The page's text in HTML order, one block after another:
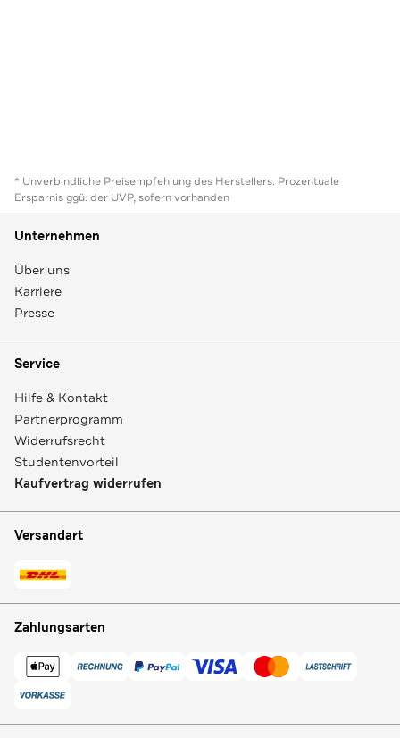
* Unverbindliche Preisempfehlung des Herstellers. Prozentuale
Ersparnis ggü. der UVP, sofern vorhanden
Unternehmen
Über uns
Karriere
Presse
Service
Hilfe & Kontakt
Partnerprogramm
Widerrufsrecht
Studentenvorteil
Kaufvertrag widerrufen
Versandart
Zahlungsarten